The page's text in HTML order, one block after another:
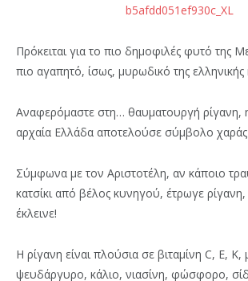
Πρόκειται για το πιο δημοφιλές φυτό της
πιο αγαπητό, ίσως, μυρωδικό της ελληνικής
Αναφερόμαστε στη… θαυματουργή ρίγανη,
αρχαία Ελλάδα αποτελούσε σύμβολο χαράς
Σύμφωνα με τον Αριστοτέλη, αν κάποιο
κατσίκι από βέλος κυνηγού, έτρωγε
έκλεινε!
Η ρίγανη είναι πλούσια σε βιταμίνη C, Ε, Κ,
ψευδάργυρο, κάλιο, νιασίνη, φώσφορο,